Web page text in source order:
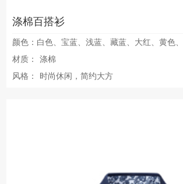
涤棉百搭衫
颜色：白色、宝蓝、浅蓝、藏蓝、大红、黄色
材质：
涤棉
风格：
时尚休闲，简约大方